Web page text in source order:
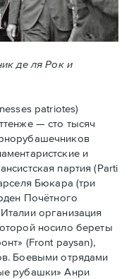
де ля Рок и
patriotes)
— cто тысяч
и
партия (Parti
Бюкара (три
Почётного
организация
носило береты
(Front paysan),
Боевыми отрядами
рубашки» Анри